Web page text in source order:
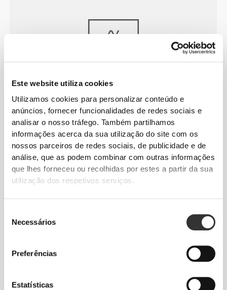
Este website utiliza cookies
Utilizamos cookies para personalizar conteúdo e
anúncios, fornecer funcionalidades de redes sociais e
analisar o nosso tráfego. Também partilhamos
informações acerca da sua utilização do site com os
nossos parceiros de redes sociais, de publicidade e de
análise, que as podem combinar com outras informações
que lhes forneceu ou recolhidas por estes a partir da sua
utilização dos respetivos serviços.
Necessários
Preferências
Estatísticas
À PROVA DE "ACIDENTES"
A nossa tampa de rosca exclusiva e à prova de
fugas evita derramamentos acidentais e sacos de
ginásio encharcados.
Informação e Cuidados
A Bottle Hydra 1.0L da Prozis vai manter-te hidratado
ao longo do dia. Feita de PEAD resistente e sem BPA,
esta garrafa de 1 L é estanque e fácil de transportar.